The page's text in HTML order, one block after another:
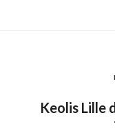
Keolis Lille